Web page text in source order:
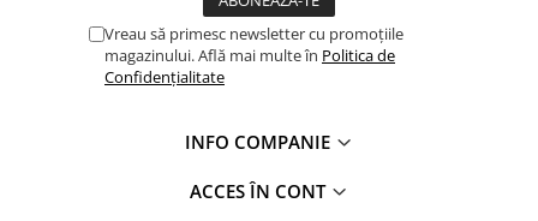
Vreau să primesc newsletter cu promoțiile
magazinului. Află mai multe în Politica de
Confidențialitate
INFO COMPANIE
ACCES ÎN CONT